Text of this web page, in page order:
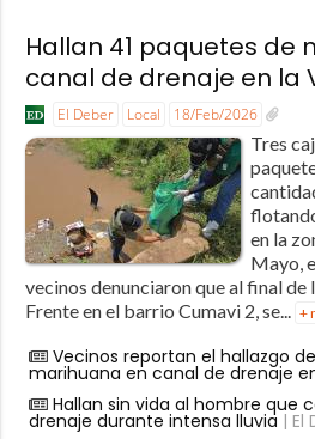
Hallan 41 paquetes de
canal de drenaje en la
El Deber Local 18/Feb/2026
Tres
en la
Mayo,
vecinos denunciaron que al final de
Frente en el barrio Cumavi 2, se... +
Vecinos reportan el hallazgo
marihuana en canal de drenaje
Hallan sin vida al hombre que
drenaje durante intensa lluvia | El